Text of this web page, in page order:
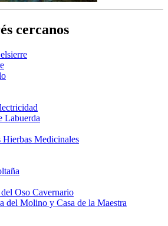
cercanos
Labuerda
Hierbas Medicinales
Oso Cavernario
del Molino y Casa de la Maestra